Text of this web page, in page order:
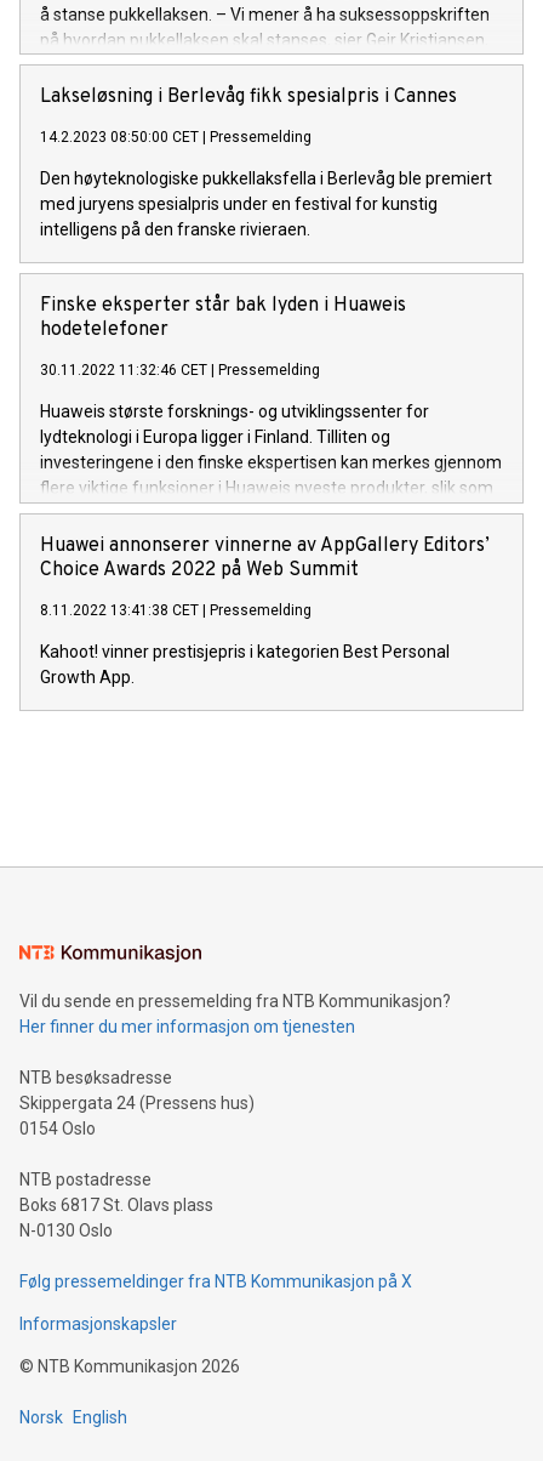
å stanse pukkellaksen. – Vi mener å ha suksessoppskriften
på hvordan pukkellaksen skal stanses, sier Geir Kristiansen,
leder i Berlevåg jeger- og fiskerforening (BJFF).
Lakseløsning i Berlevåg fikk spesialpris i Cannes
14.2.2023 08:50:00 CET | Pressemelding
Den høyteknologiske pukkellaksfella i Berlevåg ble premiert
med juryens spesialpris under en festival for kunstig
intelligens på den franske rivieraen.
Finske eksperter står bak lyden i Huaweis
hodetelefoner
30.11.2022 11:32:46 CET | Pressemelding
Huaweis største forsknings- og utviklingssenter for
lydteknologi i Europa ligger i Finland. Tilliten og
investeringene i den finske ekspertisen kan merkes gjennom
flere viktige funksjoner i Huaweis nyeste produkter, slik som
øreproppene FreeBuds Pro 2.
Huawei annonserer vinnerne av AppGallery Editors’
Choice Awards 2022 på Web Summit
8.11.2022 13:41:38 CET | Pressemelding
Kahoot! vinner prestisjepris i kategorien Best Personal
Growth App.
Vil du sende en pressemelding fra NTB Kommunikasjon?
Her finner du mer informasjon om tjenesten
NTB besøksadresse
Skippergata 24 (Pressens hus)
0154 Oslo
NTB postadresse
Boks 6817 St. Olavs plass
N-0130 Oslo
Følg pressemeldinger fra NTB Kommunikasjon på X
Informasjonskapsler
© NTB Kommunikasjon 2026
Norsk English